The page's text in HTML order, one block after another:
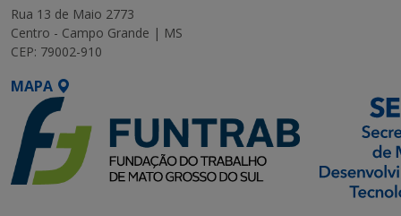
Rua 13 de Maio 2773
Centro - Campo Grande | MS
CEP: 79002-910
MAPA